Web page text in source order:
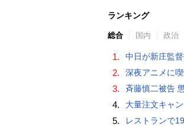
ランキング
総合 国内 政治
1. 中日が新庄監
2. 深夜アニメに
3. 斉藤慎二被告
4. 大量注文キャ
5. レストランで